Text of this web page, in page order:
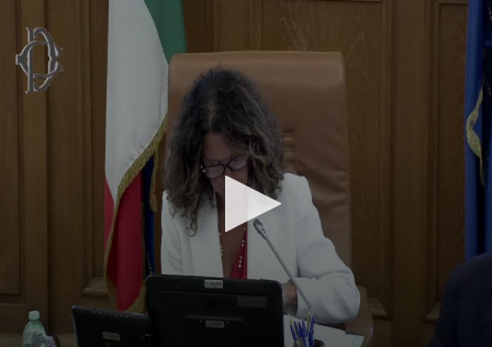
Vai al contenuto principale
WebTV Camera dei Deputati
Vai al menu di navigazione
Contenuto
Fine contenuto
Vai al contenuto principale Vai al menu di navigazione